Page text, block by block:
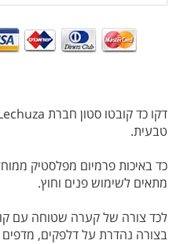
טבעית.
כד באיכות פרמיום מפלסטיק
מתאים לשימוש פנים וחוץ.
לכד צורה של קערה שטוחה עם
בצורה נהדרת על דלפקים, מדפים